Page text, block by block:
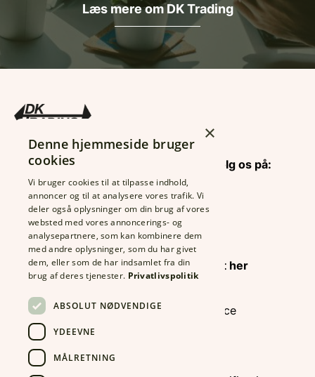
Læs mere om DK Trading
DK Trading ApS
CVR: 26122635
Rolfsgade 123
6700 Esbjerg
Tlf.:7513 6633
Fax: 7513 3189
info@dktrading.dk
Find og følg os på:
Find din
konsulent her
Kontrolrapport
Foodservice
×
Denne hjemmeside bruger
cookies
Vi bruger cookies til at tilpasse indhold,
annoncer og til at analysere vores trafik. Vi
deler også oplysninger om din brug af vores
websted med vores annoncerings- og
analysepartnere, som kan kombinere dem
med andre oplysninger, som du har givet
dem, eller som de har indsamlet fra din
brug af deres tjenester. Privatlivspolitik
ABSOLUT NØDVENDIGE
YDEEVNE
MÅLRETNING